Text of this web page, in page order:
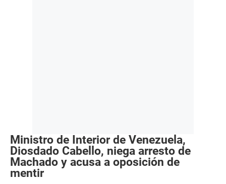
Ministro de Interior de Venezuela,
Diosdado Cabello, niega arresto de
Machado y acusa a oposición de
mentir